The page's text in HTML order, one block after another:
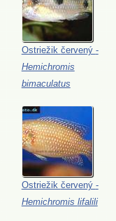
Ostriežik červený -
Hemichromis
bimaculatus
Ostriežik červený -
Hemichromis lifalili